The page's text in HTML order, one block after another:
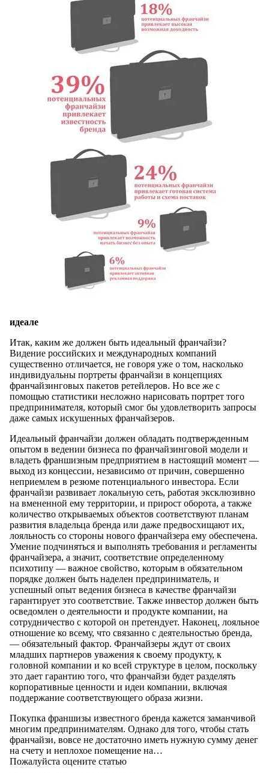
идеале
Итак, каким же должен быть идеальный франчайзи?
Видение российских и международных компаний
существенно отличается, не говоря уже о том, насколько
индивидуальны портреты франчайзи в концепциях
франчайзинговых пакетов ретейлеров. Но все же с
помощью статистики несложно нарисовать портрет того
предпринимателя, который смог бы удовлетворить запросы
даже самых искушенных франчайзеров.
Идеальный франчайзи должен обладать подтвержденным
опытом в ведении бизнеса по франчайзинговой модели и
владеть франшизным предприятием в настоящий момент —
выход из концессии, независимо от причин, совершенно
неприемлем в резюме потенциального инвестора. Если
франчайзи развивает локальную сеть, работая эксклюзивно
на вмененной ему территории, и прирост оборота, а также
количество открываемых объектов соответствуют планам
развития владельца бренда или даже предвосхищают их,
лояльность со стороны нового франчайзера ему обеспечена.
Умение подчиняться и выполнять требования и регламенты
франчайзера, а значит, соответствие определенному
психотипу — важное свойство, которым в обязательном
порядке должен быть наделен предприниматель, и
успешный опыт ведения бизнеса в качестве франчайзи
гарантирует это соответствие. Также инвестор должен быть
осведомлен о деятельности и продукте компании, на
сотрудничество с которой он претендует. Наконец, лояльное
отношение ко всему, что связанно с деятельностью бренда,
— обязательный фактор. Франчайзеры ждут от своих
младших партнеров уважения к своему продукту, к
головной компании и ко всей структуре в целом, поскольку
это дает гарантию того, что франчайзи будет разделять
корпоративные ценности и идеи компании, включая
поддержание соответствующего образа жизни.
Покупка франшизы известного бренда кажется заманчивой
многим предпринимателям. Однако для того, чтобы стать
франчайзи, вовсе не достаточно иметь нужную сумму денег
на счету и неплохое помещение на…
Пожалуйста оцените статью